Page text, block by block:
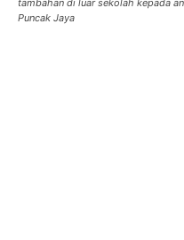
tambahan di luar sekolah kepada
Puncak Jaya